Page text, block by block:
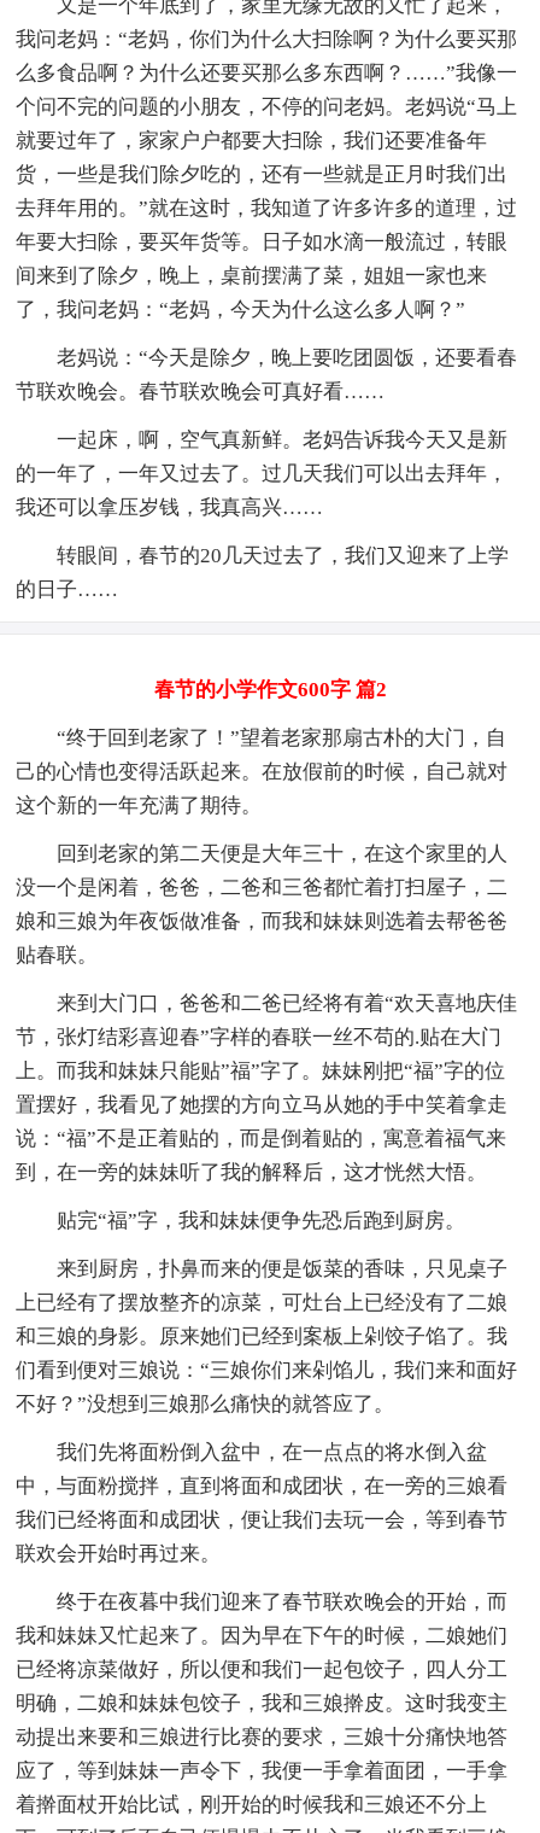
又是一个年底到了，家里无缘无故的又忙了起来，
我问老妈：“老妈，你们为什么大扫除啊？为什么要买那
么多食品啊？为什么还要买那么多东西啊？……”我像一
个问不完的问题的小朋友，不停的问老妈。老妈说“马上
就要过年了，家家户户都要大扫除，我们还要准备年
货，一些是我们除夕吃的，还有一些就是正月时我们出
去拜年用的。”就在这时，我知道了许多许多的道理，过
年要大扫除，要买年货等。日子如水滴一般流过，转眼
间来到了除夕，晚上，桌前摆满了菜，姐姐一家也来
了，我问老妈：“老妈，今天为什么这么多人啊？”
老妈说：“今天是除夕，晚上要吃团圆饭，还要看春
节联欢晚会。春节联欢晚会可真好看……
一起床，啊，空气真新鲜。老妈告诉我今天又是新
的一年了，一年又过去了。过几天我们可以出去拜年，
我还可以拿压岁钱，我真高兴……
转眼间，春节的20几天过去了，我们又迎来了上学
的日子……
春节的小学作文600字 篇2
“终于回到老家了！”望着老家那扇古朴的大门，自
己的心情也变得活跃起来。在放假前的时候，自己就对
这个新的一年充满了期待。
回到老家的第二天便是大年三十，在这个家里的人
没一个是闲着，爸爸，二爸和三爸都忙着打扫屋子，二
娘和三娘为年夜饭做准备，而我和妹妹则选着去帮爸爸
贴春联。
来到大门口，爸爸和二爸已经将有着“欢天喜地庆佳
节，张灯结彩喜迎春”字样的春联一丝不苟的.贴在大门
上。而我和妹妹只能贴”福”字了。妹妹刚把“福”字的位
置摆好，我看见了她摆的方向立马从她的手中笑着拿走
说：“福”不是正着贴的，而是倒着贴的，寓意着福气来
到，在一旁的妹妹听了我的解释后，这才恍然大悟。
贴完“福”字，我和妹妹便争先恐后跑到厨房。
来到厨房，扑鼻而来的便是饭菜的香味，只见桌子
上已经有了摆放整齐的凉菜，可灶台上已经没有了二娘
和三娘的身影。原来她们已经到案板上剁饺子馅了。我
们看到便对三娘说：“三娘你们来剁馅儿，我们来和面好
不好？”没想到三娘那么痛快的就答应了。
我们先将面粉倒入盆中，在一点点的将水倒入盆
中，与面粉搅拌，直到将面和成团状，在一旁的三娘看
我们已经将面和成团状，便让我们去玩一会，等到春节
联欢会开始时再过来。
终于在夜暮中我们迎来了春节联欢晚会的开始，而
我和妹妹又忙起来了。因为早在下午的时候，二娘她们
已经将凉菜做好，所以便和我们一起包饺子，四人分工
明确，二娘和妹妹包饺子，我和三娘擀皮。这时我变主
动提出来要和三娘进行比赛的要求，三娘十分痛快地答
应了，等到妹妹一声令下，我便一手拿着面团，一手拿
着擀面杖开始比试，刚开始的时候我和三娘还不分上